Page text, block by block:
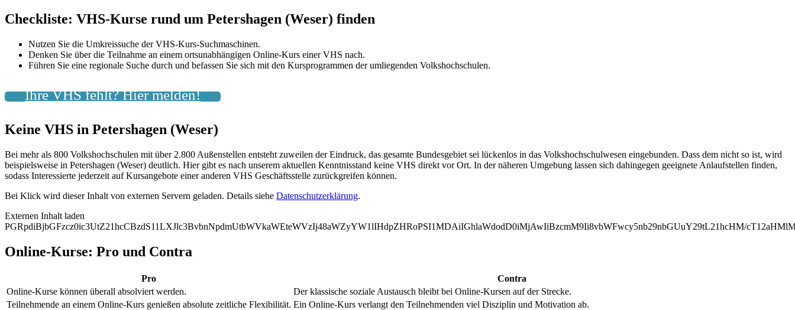
Checkliste: VHS-Kurse rund um Petershagen (Weser) finden
Nutzen Sie die Umkreissuche der VHS-Kurs-Suchmaschinen.
Denken Sie über die Teilnahme an einem ortsunabhängigen Online-Kurs einer VHS nach.
Führen Sie eine regionale Suche durch und befassen Sie sich mit den Kursprogrammen der umliegenden Volkshochschulen.
Ihre VHS fehlt? Hier melden!
Keine VHS in Petershagen (Weser)
Bei mehr als 800 Volkshochschulen mit über 2.800 Außenstellen entsteht zuweilen der Eindruck, das gesamte Bundesgebiet sei lückenlos in das Volkshochschulwesen eingebunden. Dass dem nicht so ist, wird
beispielsweise in Petershagen (Weser) deutlich. Hier gibt es nach unserem aktuellen Kenntnisstand keine VHS direkt vor Ort. In der näheren Umgebung lassen sich dahingegen geeignete Anlaufstellen finden,
sodass Interessierte jederzeit auf Kursangebote einer anderen VHS Geschäftsstelle zurückgreifen können.
Bei Klick wird dieser Inhalt von externen Servern geladen. Details siehe Datenschutzerklärung.
Externen Inhalt laden
PGRpdiBjbGFzcz0ic3UtZ21hcCBzdS11LXJlc3BvbnNpdmUtbWVkaWEteWVzIj48aWZyYW1lIHdpZHRoPSI1MDAiIGhlaWdodD0iMjAwIiBzcmM9Ii8vbWFwcy5nb29nbGUuY29tL21hcHM/
Online-Kurse: Pro und Contra
Pro
Contra
Online-Kurse können überall absolviert werden.
Der klassische soziale Austausch bleibt bei Online-Kursen auf der Strecke.
Teilnehmende an einem Online-Kurs genießen absolute zeitliche Flexibilität. Ein Online-Kurs verlangt den Teilnehmenden viel Disziplin und Motivation ab.